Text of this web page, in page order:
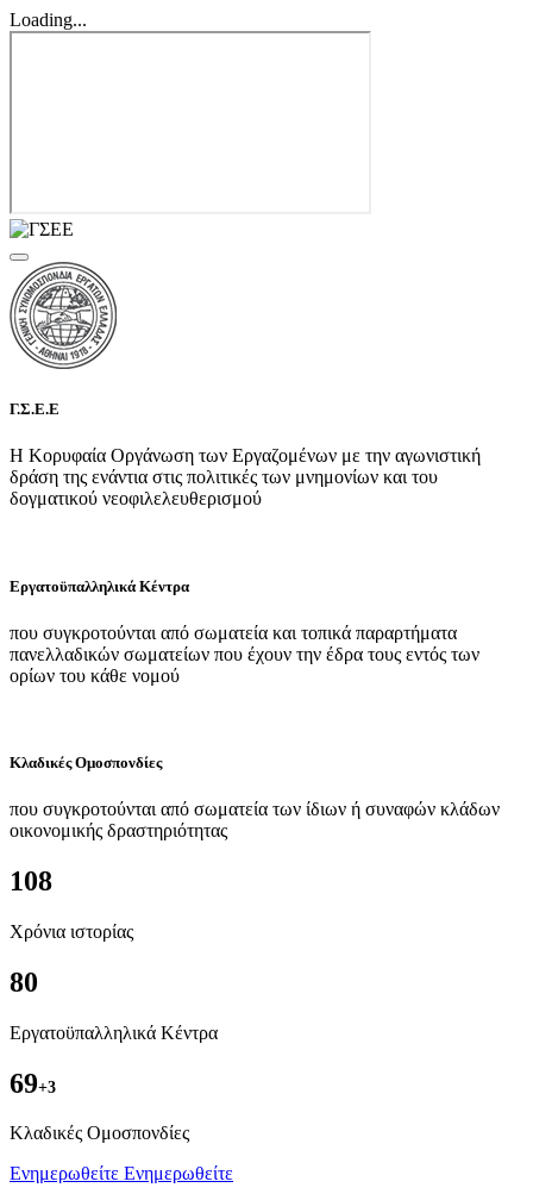
Loading...
Γ.Σ.Ε.Ε
Η Κορυφαία Οργάνωση των Εργαζομένων με την αγωνιστική
δράση της ενάντια στις πολιτικές των μνημονίων και του
δογματικού νεοφιλελευθερισμού
Εργατοϋπαλληλικά Κέντρα
που συγκροτούνται από σωματεία και τοπικά παραρτήματα
πανελλαδικών σωματείων που έχουν την έδρα τους εντός των
ορίων του κάθε νομού
Κλαδικές Ομοσπονδίες
που συγκροτούνται από σωματεία των ίδιων ή συναφών κλάδων
οικονομικής δραστηριότητας
108
Χρόνια ιστορίας
80
Εργατοϋπαλληλικά Κέντρα
69+3
Kλαδικές Ομοσπονδίες
Ενημερωθείτε Ενημερωθείτε